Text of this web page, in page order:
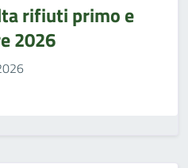
rifiuti primo e
2026